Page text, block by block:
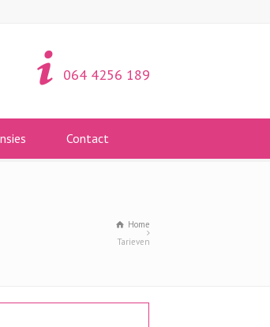
064 4256 189
Contact
Home
Tarieven